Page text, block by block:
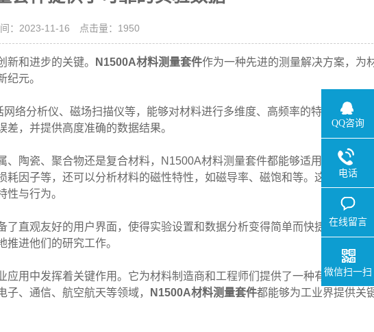
：2023-11-16 点击量： 1950
和进步的关键。 N1500A材料测量套件作为一种先进的测量解决方案，为
元。
分析仪、磁场扫描仪等，能够对材料进行多维度、高频率的特性测量。
，并提供高度准确的数据结果。
陶瓷、聚合物还是复合材料，N1500A材料测量套件都能够适用于各类材
因子等，还可以分析材料的磁性特性，如磁导率、磁饱和等。这为材料研
与行为。
直观友好的用户界面，使得实验设置和数据分析变得简单而快捷。研究人
进他们的研究工作。
用中发挥着关键作用。它为材料制造商和工程师们提供了一种有效的手段
、通信、航空航天等领域，
N1500A材料测量套件都能够为工业界提供关
QQ咨询
电话
在线留言
微信扫一扫